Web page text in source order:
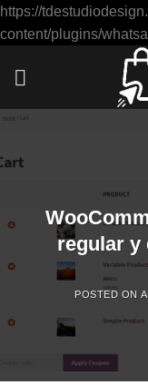
https://
content/plugins/
regular y
POSTED ON